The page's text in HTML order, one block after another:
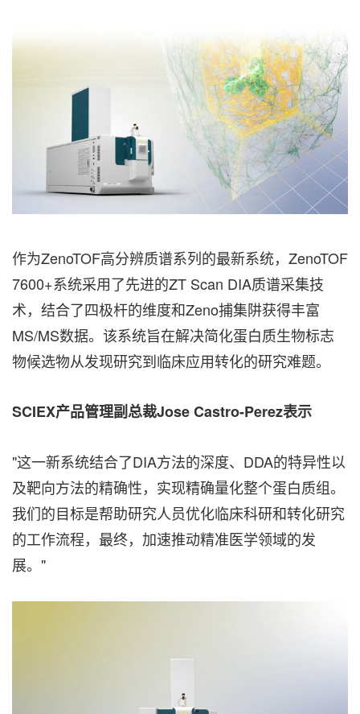
作为ZenoTOF高分辨质谱系列的最新系统，ZenoTOF
7600+系统采用了先进的ZT Scan DIA质谱采集技
术，结合了四极杆的维度和Zeno捕集阱获得丰富
MS/MS数据。该系统旨在解决简化蛋白质生物标志
物候选物从发现研究到临床应用转化的研究难题。
SCIEX产品管理副总裁Jose Castro-Perez表示
"这一新系统结合了DIA方法的深度、DDA的特异性以
及靶向方法的精确性，实现精确量化整个蛋白质组。
我们的目标是帮助研究人员优化临床科研和转化研究
的工作流程，最终，加速推动精准医学领域的发
展。"